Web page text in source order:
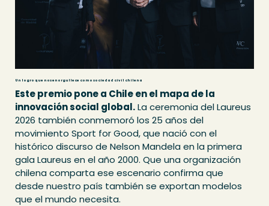
Un logro que nos enorgullece como sociedad civil chilena
Este premio pone a Chile en el mapa de la
innovación social global.La ceremonia del Laureus
2026 también conmemoró los 25 años del
movimiento Sport for Good, que nació con el
histórico discurso de Nelson Mandela en la primera
gala Laureus en el año 2000. Que una organización
chilena comparta ese escenario confirma que
desde nuestro país también se exportan modelos
que el mundo necesita.